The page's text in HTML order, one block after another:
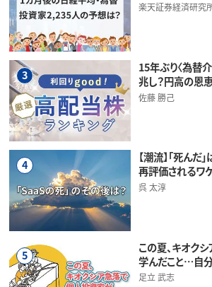
楽天証券経済研究
3
15年ぶり〈為替
兆し？円高の恩
佐藤 勝己
4
【潮流】「死んだ
再評価されるワ
呉 太淳
5
この夏、キオク
学んだこと…自
足立 武志